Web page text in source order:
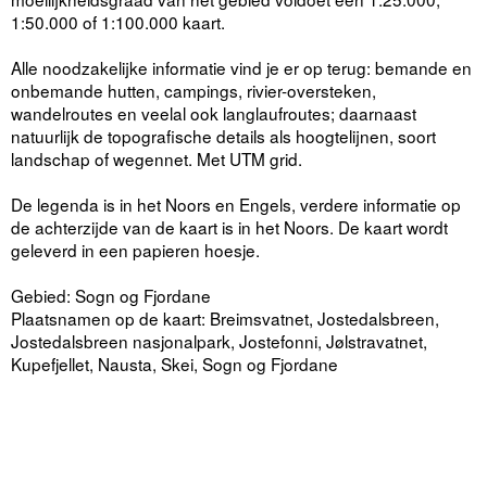
1:50.000 of 1:100.000 kaart.
Alle noodzakelijke informatie vind je er op terug: bemande en
onbemande hutten, campings, rivier-oversteken,
wandelroutes en veelal ook langlaufroutes; daarnaast
natuurlijk de topografische details als hoogtelijnen, soort
landschap of wegennet. Met UTM grid.
De legenda is in het Noors en Engels, verdere informatie op
de achterzijde van de kaart is in het Noors. De kaart wordt
geleverd in een papieren hoesje.
Gebied: Sogn og Fjordane
Plaatsnamen op de kaart: Breimsvatnet, Jostedalsbreen,
Jostedalsbreen nasjonalpark, Jostefonni, Jølstravatnet,
Kupefjellet, Nausta, Skei, Sogn og Fjordane